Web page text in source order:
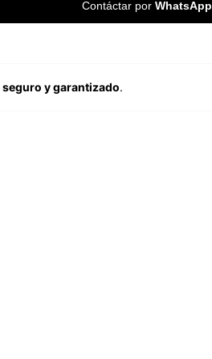
Contáctar por WhatsApp
seguro y garantizado.